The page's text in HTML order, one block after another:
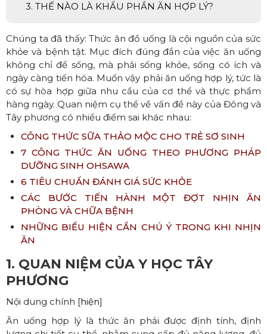
3. THẾ NÀO LÀ KHẨU PHẦN ĂN HỢP LÝ?
Chúng ta đã thấy: Thức ăn đồ uống là cội nguồn của sức
khỏe và bệnh tật. Mục đích đúng đắn của việc ăn uống
không chỉ để sống, mà phải sống khỏe, sống có ích và
ngày càng tiến hóa. Muốn vậy phải ăn uống hợp lý, tức là
có sự hòa hợp giữa nhu cầu của cơ thể và thực phẩm
hàng ngày. Quan niệm cụ thể về vấn đề này của Đông và
Tây phương có nhiều điểm sai khác nhau:
CÔNG THỨC SỮA THẢO MỘC CHO TRẺ SƠ SINH
7 CÔNG THỨC ĂN UỐNG THEO PHƯƠNG PHÁP
DƯỠNG SINH OHSAWA
6 TIÊU CHUẨN ĐÁNH GIÁ SỨC KHỎE
CÁC BƯỚC TIẾN HÀNH MỘT ĐỢT NHỊN ĂN
PHÒNG VÀ CHỮA BỆNH
NHỮNG BIỂU HIỆN CẦN CHÚ Ý TRONG KHI NHỊN
ĂN
1. QUAN NIỆM CỦA Y HỌC TÂY
PHƯƠNG
Nội dung chính [hiện]
Ăn uống hợp lý là thức ăn phải được định tính, định